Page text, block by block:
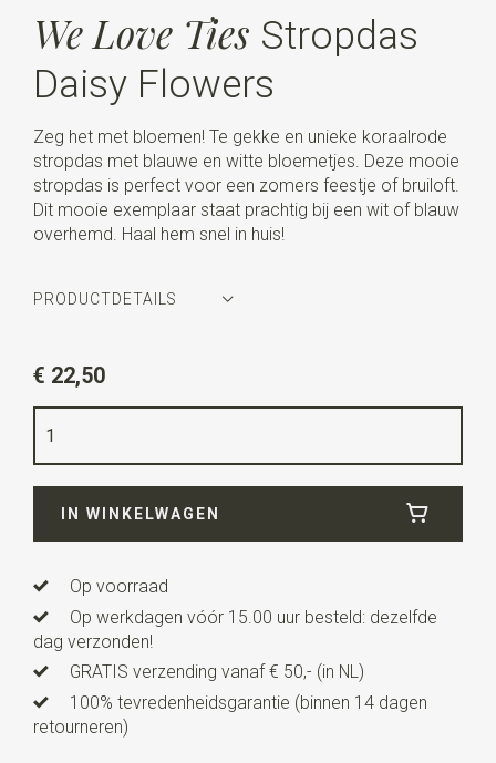
We Love Ties Stropdas
Daisy Flowers
Zeg het met bloemen! Te gekke en unieke koraalrode
stropdas met blauwe en witte bloemetjes. Deze mooie
stropdas is perfect voor een zomers feestje of bruiloft.
Dit mooie exemplaar staat prachtig bij een wit of blauw
overhemd. Haal hem snel in huis!
PRODUCTDETAILS
koraalrood / blauw / wit
Kwaliteit
Lengteca. 144 cm
€ 22,50
IN WINKELWAGEN
Op voorraad
Op werkdagen vóór 15.00 uur besteld: dezelfde
dag verzonden!
GRATIS verzending vanaf € 50,- (in NL)
100% tevredenheidsgarantie (binnen 14 dagen
retourneren)